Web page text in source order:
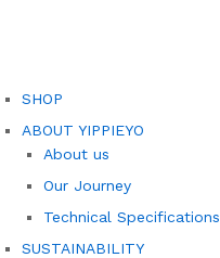
SHOP
ABOUT YIPPIEYO
About us
Our Journey
Technical Specifications
SUSTAINABILITY